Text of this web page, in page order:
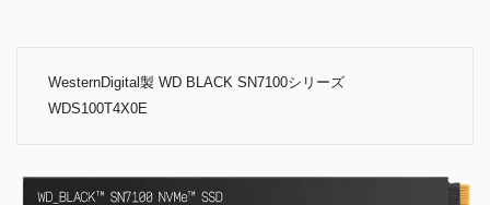
WesternDigital製 WD BLACK SN7100シリーズ
WDS100T4X0E